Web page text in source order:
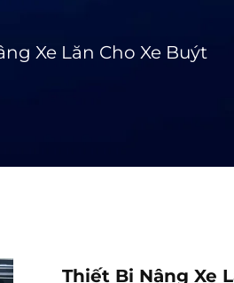
Xe Lăn Cho Xe Buýt
Thiết Bị Nâng Xe